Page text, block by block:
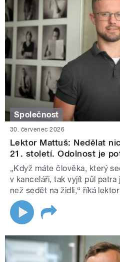
Společnost
30. červenec 2026
Lektor Mattuš: Nedělat
21. století. Odolnost je
„Když máte člověka, který
v kanceláři, tak vyjít půl
než sedět na židli,“ říká